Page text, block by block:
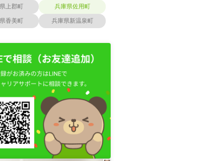
上郡町 兵庫県佐用町
香美町 兵庫県新温泉町